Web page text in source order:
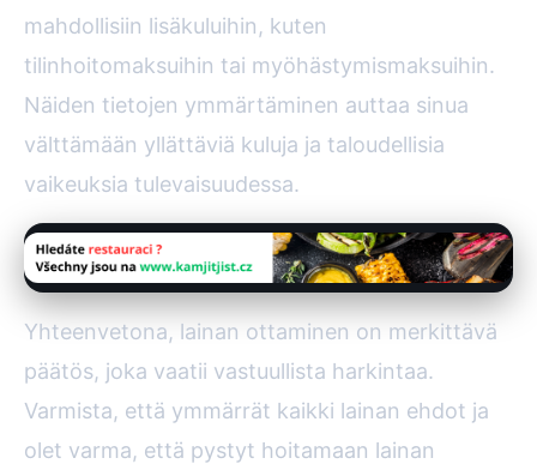
mahdollisiin lisäkuluihin, kuten
tilinhoitomaksuihin tai myöhästymismaksuihin.
Näiden tietojen ymmärtäminen auttaa sinua
välttämään yllättäviä kuluja ja taloudellisia
vaikeuksia tulevaisuudessa.
Yhteenvetona, lainan ottaminen on merkittävä
päätös, joka vaatii vastuullista harkintaa.
Varmista, että ymmärrät kaikki lainan ehdot ja
olet varma, että pystyt hoitamaan lainan